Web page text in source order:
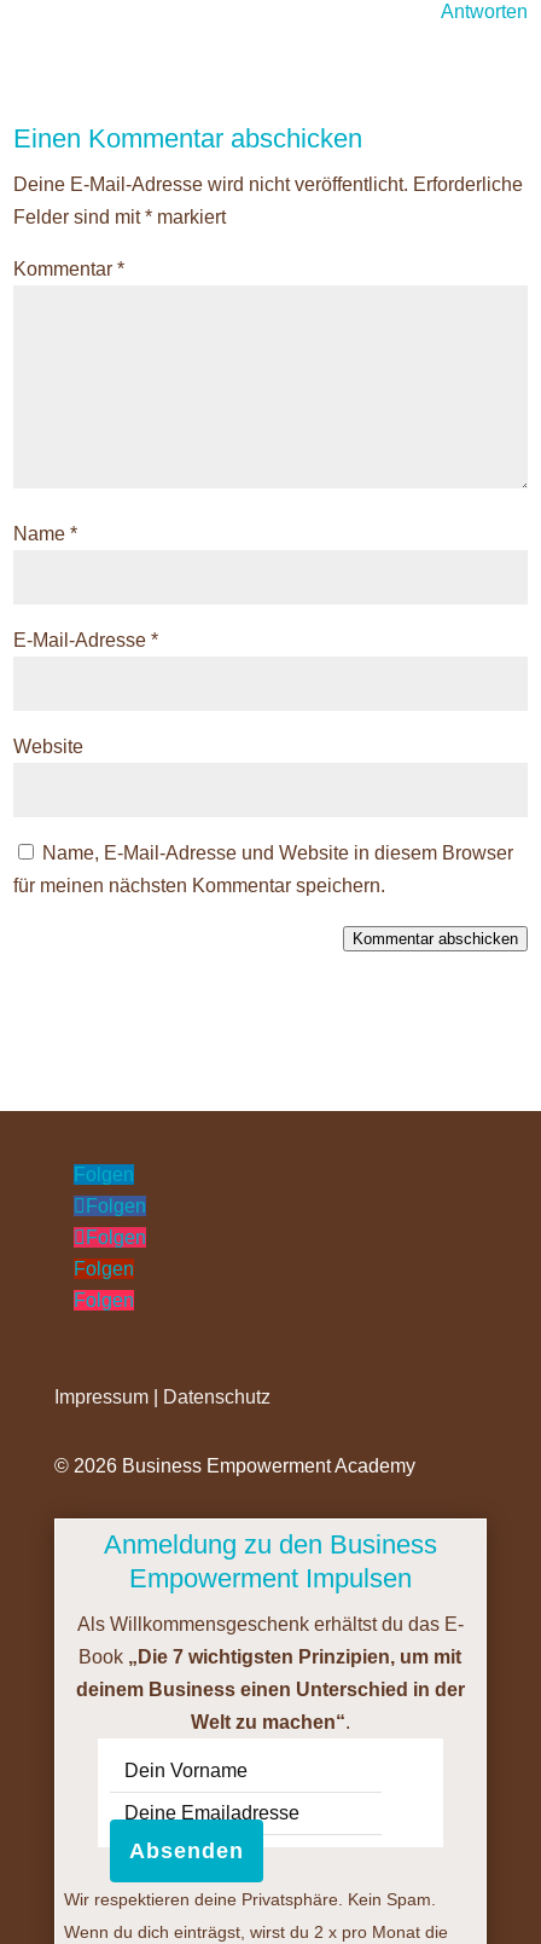
Antworten
Einen Kommentar abschicken
Deine E-Mail-Adresse wird nicht veröffentlicht. Erforderliche
Felder sind mit* markiert
Kommentar*
Name*
E-Mail-Adresse*
Website
Name, E-Mail-Adresse und Website in diesem Browser
für meinen nächsten Kommentar speichern.
Kommentar abschicken
Folgen
Folgen
Folgen
Folgen
Folgen
Impressum| Datenschutz
©️ 2026 Business Empowerment Academy
Anmeldung zu den Business
Empowerment Impulsen
Als Willkommensgeschenk erhältst du das E-
Book „Die 7 wichtigsten Prinzipien, um mit
deinem Business einen Unterschied in der
Welt zu machen“.
Absenden
Wir respektieren deine Privatsphäre. Kein Spam.
Wenn du dich einträgst, wirst du 2 x pro Monat die